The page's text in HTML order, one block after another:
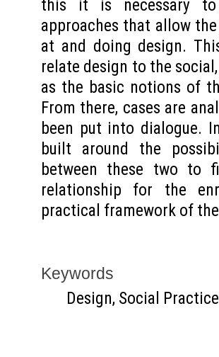
this it is necessary
approaches that allow
at and doing design.
relate design to the
as the basic notions of
From there, cases are
been put into dialogue.
built around the
between these two to
relationship for the
practical framework of
Keywords
Design, Social